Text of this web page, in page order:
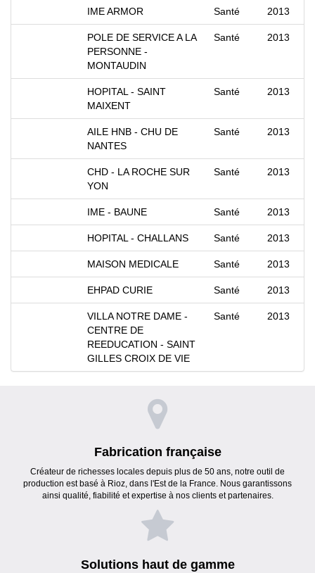
IME ARMOR Santé 2013
POLE DE SERVICE A LA
PERSONNE -
MONTAUDIN
Santé 2013
HOPITAL - SAINT
MAIXENT
Santé 2013
AILE HNB - CHU DE
NANTES
Santé 2013
CHD - LA ROCHE SUR
YON
Santé 2013
IME - BAUNE Santé 2013
HOPITAL - CHALLANS Santé 2013
MAISON MEDICALE Santé 2013
EHPAD CURIE Santé 2013
VILLA NOTRE DAME -
CENTRE DE
REEDUCATION - SAINT
GILLES CROIX DE VIE
Santé 2013
Fabrication française
Créateur de richesses locales depuis plus de 50 ans, notre outil de
production est basé à Rioz, dans l'Est de la France. Nous garantissons
ainsi qualité, fiabilité et expertise à nos clients et partenaires.
Solutions haut de gamme